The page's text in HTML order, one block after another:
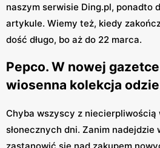
naszym serwisie Ding.pl, ponadto
artykule. Wiemy też, kiedy
dość długo, bo aż do 22 marca.
Pepco. W nowej
wiosenna kolekcja
Chyba wszyscy z niecierpliwością
słonecznych dni. Zanim nadejdzie
zastanowić się nad zakupem